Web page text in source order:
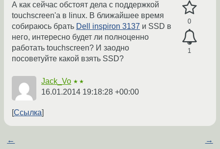
0
1
А как сейчас обстоят дела с поддержкой
touchscreen'а в linux. В ближайшее время
собираюсь брать Dell inspiron 3137 и SSD в
него, интересно будет ли полноценно
работать touchscreen? И заодно
посоветуйте какой взять SSD?
Jack_Vo ★★
16.01.2014 19:18:28 +00:00
Ссылка
← →